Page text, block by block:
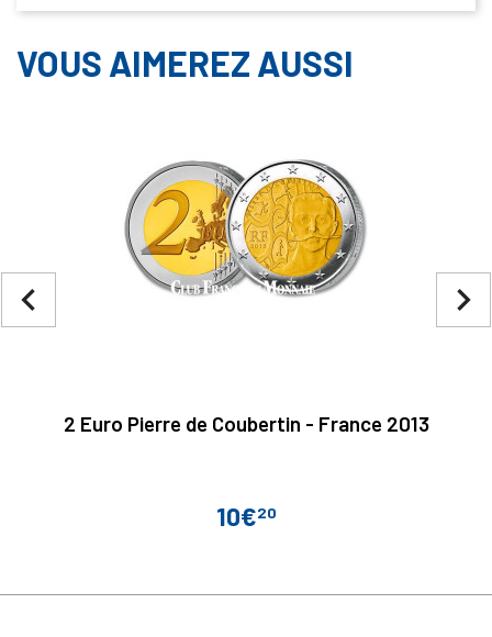
VOUS AIMEREZ AUSSI
2 Euro Pierre de Coubertin - France 2013
Prix
10€20
navigate_next
navigate_before